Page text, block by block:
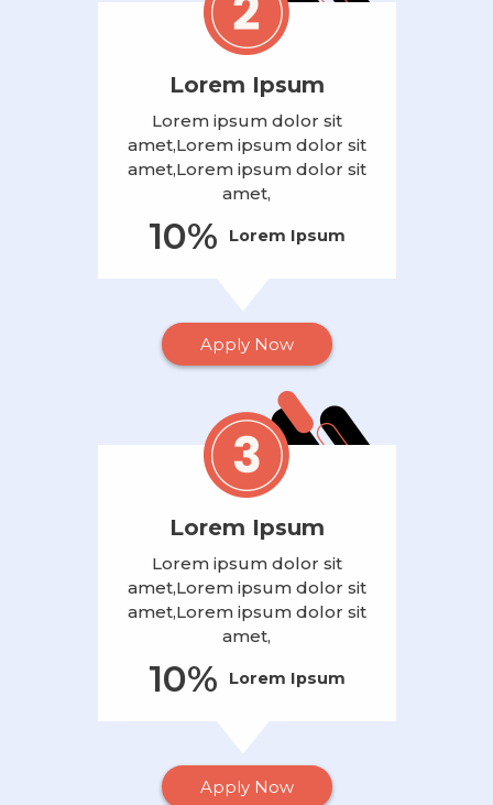
Lorem Ipsum
Lorem ipsum dolor sit
amet,Lorem ipsum dolor sit
amet,Lorem ipsum dolor sit
amet,
10% Lorem Ipsum
Apply Now
Lorem Ipsum
Lorem ipsum dolor sit
amet,Lorem ipsum dolor sit
amet,Lorem ipsum dolor sit
amet,
10% Lorem Ipsum
Apply Now